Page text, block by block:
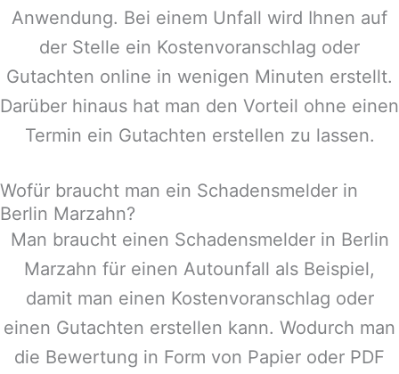
Anwendung. Bei einem Unfall wird Ihnen auf
der Stelle ein Kostenvoranschlag oder
Gutachten online in wenigen Minuten erstellt.
Darüber hinaus hat man den Vorteil ohne einen
Termin ein Gutachten erstellen zu lassen.
Wofür braucht man ein Schadensmelder in
Berlin Marzahn?
Man braucht einen Schadensmelder in Berlin
Marzahn für einen Autounfall als Beispiel,
damit man einen Kostenvoranschlag oder
einen Gutachten erstellen kann. Wodurch man
die Bewertung in Form von Papier oder PDF